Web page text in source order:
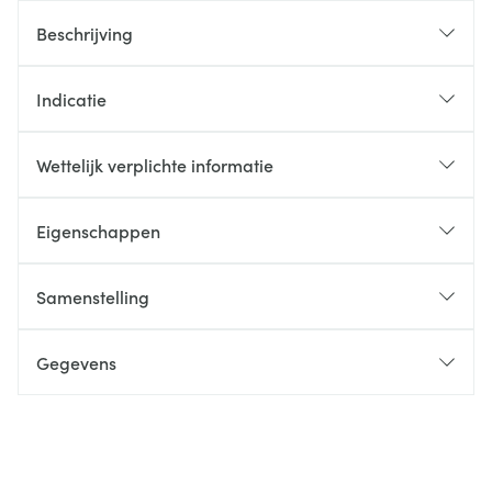
Beschrijving
Indicatie
Wettelijk verplichte informatie
Eigenschappen
Samenstelling
Gegevens